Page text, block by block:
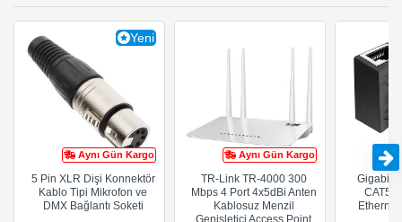
Aynı Gün Kargo
Yeni
5 Pin XLR Dişi Konnektör
Kablo Tipi Mikrofon ve
DMX Bağlantı Soketi
Aynı Gün Kargo
TR-Link TR-4000 300
Mbps 4 Port 4x5dBi Anten
Kablosuz Menzil
Genişletici Access Point
Gigabit
CAT5e